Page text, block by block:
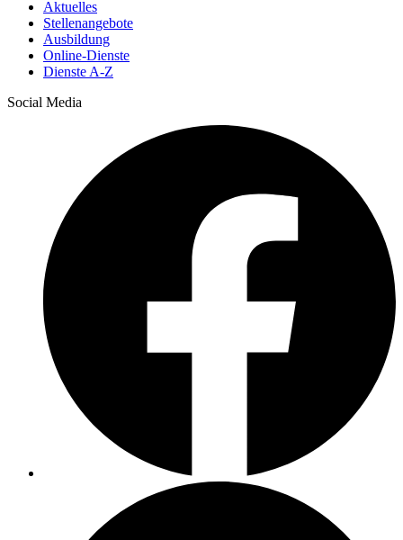
Aktuelles
Stellenangebote
Ausbildung
Online-Dienste
Dienste A-Z
Social Media